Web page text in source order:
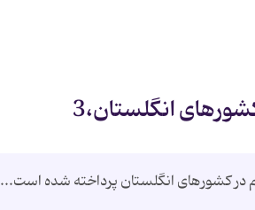
انگلستان،3
در كشورهای انگلستان پرداخته شده است...